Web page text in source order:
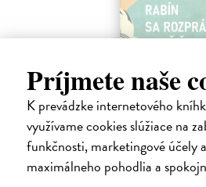
Príjmete naše
K prevádzke internetového
využívame cookies slúžiace na
funkčnosti, marketingové účely
maximálneho pohodlia a
Rabín sa rozpráva s
Neusner Jacob | Kniha
Autor knihy sa v duchu stáva v Galilei
vrchu. Ako pravoverný rabín sa usiluje
učiteľa a porovnáva jeho učenie s tým, čo
Na sklade